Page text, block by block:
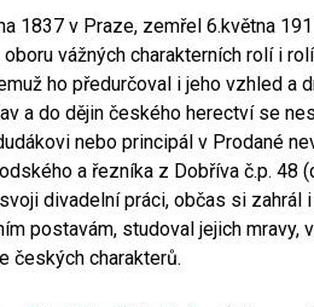
1837 v Praze, zemřel 6.května
vážných charakterních rolí i
ho předurčoval i jeho vzhled a
a do dějin českého herectví se
nebo principál v Prodané
a řezníka z Dobříva č.p. 48
divadelní práci, občas si
postavám, studoval jejich mravy,
českých charakterů.